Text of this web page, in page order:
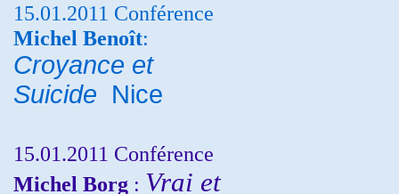
15.01.2011 Conférence
Michel Benoît:
Croyance et
Suicide Nice
15.01.2011 Conférence
Michel Borg : Vrai et